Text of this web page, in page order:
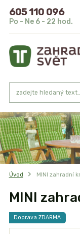
605 110 096
Po - Ne 6 - 22 hod.
Úvod MINI zahradní
MINI
Doprava ZDARMA